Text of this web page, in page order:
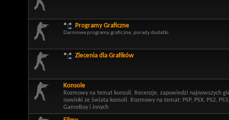
Programy Graficzne
Darmowe programy graficzne, porady dodatki.
Zlecenia dla Grafików
Konsole
Rozmowy na temat konsoli. Recenzje, zapowiedzi najnowszych
nowinki ze świata konsoli. Rozmowy na temat: PSP, PSX, PS2,
GameBoy i innych